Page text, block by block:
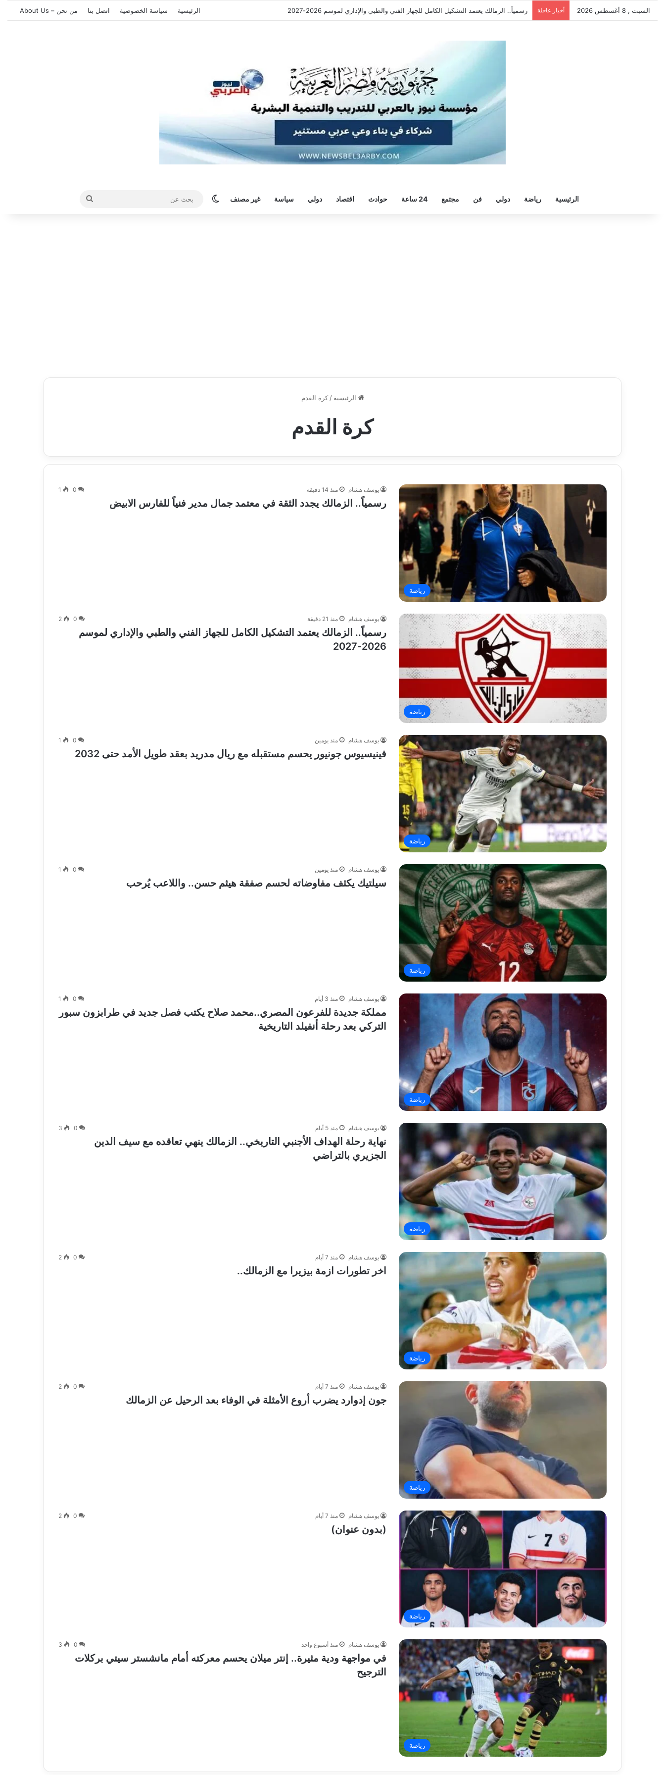
السبت , 8 أغسطس 2026 أخبار عاجلة من أجل تحقيق حلم الصعود.. قليوب يجدد الثقة في مدافعه محمود سلامة صقر الرئيسية سياسة الخصوصية اتصل بنا من نحن – About Us
الرئيسية رياضة دولي فن مجتمع 24 ساعة حوادث اقتصاد دولي سياسة غير مصنف الوضع المظلم
بحث
الرئيسية / كرة القدم
كرة القدم
رياضة
يوسف هشام منذ 14 دقيقة 0
1
رسمياً.. الزمالك يجدد الثقة في معتمد جمال مدير فنياً للفارس الابيض
رياضة
يوسف هشام منذ 21 دقيقة 0
2
رسمياً.. الزمالك يعتمد التشكيل الكامل للجهاز الفني والطبي والإداري لموسم
2026-2027
رياضة
يوسف هشام منذ يومين 0
1
فينيسيوس جونيور يحسم مستقبله مع ريال مدريد بعقد طويل الأمد حتى 2032
رياضة
يوسف هشام منذ يومين 0
1
سيلتيك يكثف مفاوضاته لحسم صفقة هيثم حسن.. واللاعب يُرحب
رياضة
يوسف هشام منذ 3 أيام 0
1
مملكة جديدة للفرعون المصري..محمد صلاح يكتب فصل جديد في طرابزون سبور
التركي بعد رحلة أنفيلد التاريخية
رياضة
يوسف هشام منذ 5 أيام 0
3
نهاية رحلة الهداف الأجنبي التاريخي.. الزمالك ينهي تعاقده مع سيف الدين
الجزيري بالتراضي
رياضة
يوسف هشام منذ 7 أيام 0
2
اخر تطورات ازمة بيزيرا مع الزمالك..
رياضة
يوسف هشام منذ 7 أيام 0
2
جون إدوارد يضرب أروع الأمثلة في الوفاء بعد الرحيل عن الزمالك
رياضة
يوسف هشام منذ 7 أيام 0
2
(بدون عنوان)
رياضة
يوسف هشام منذ أسبوع واحد 0
3
في مواجهة ودية مثيرة.. إنتر ميلان يحسم معركته أمام مانشستر سيتي بركلات
الترجيح